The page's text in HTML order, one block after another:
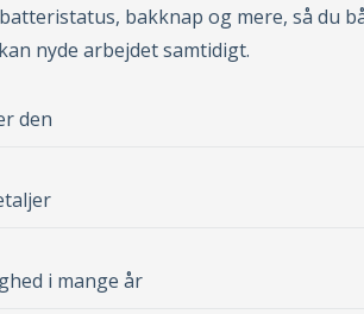
bakknap og mere, så du
nyde arbejdet samtidigt.
den
i mange år